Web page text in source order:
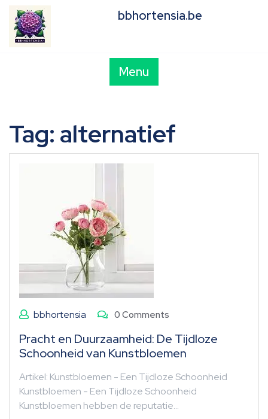
content
bbhortensia.be
Menu
Tag: alternatief
bbhortensia 0 Comments
Pracht en Duurzaamheid: De Tijdloze
Schoonheid van Kunstbloemen
Artikel: Kunstbloemen - Een Tijdloze Schoonheid
Kunstbloemen - Een Tijdloze Schoonheid
Kunstbloemen hebben de reputatie…